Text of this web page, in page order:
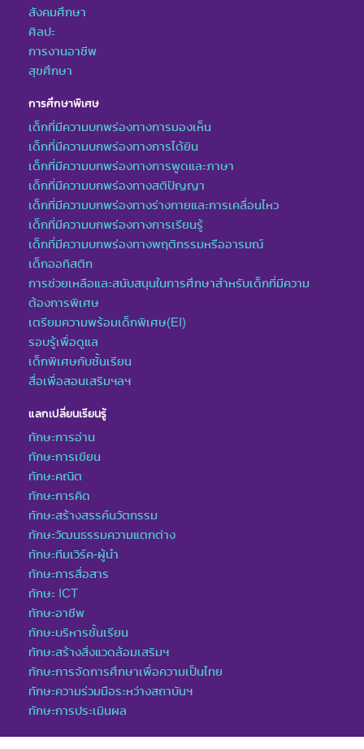
สังคมศึกษา
ศิลปะ
การงานอาชีพ
สุขศึกษา
การศึกษาพิเศษ
เด็กที่มีความบกพร่องทางการมองเห็น
เด็กที่มีความบกพร่องทางการได้ยิน
เด็กที่มีความบกพร่องทางการพูดและภาษา
เด็กที่มีความบกพร่องทางสติปัญญา
เด็กที่มีความบกพร่องทางร่างกายและการเคลื่อนไหว
เด็กที่มีความบกพร่องทางการเรียนรู้
เด็กที่มีความบกพร่องทางพฤติกรรมหรืออารมณ์
เด็กออทิสติก
การช่วยเหลือและสนับสนุนในการศึกษาสำหรับเด็กที่มีความ
ต้องการพิเศษ
เตรียมความพร้อมเด็กพิเศษ(EI)
รอบรู้เพื่อดูแล
เด็กพิเศษกับชั้นเรียน
สื่อเพื่อสอนเสริมฯลฯ
แลกเปลี่ยนเรียนรู้
ทักษะการอ่าน
ทักษะการเขียน
ทักษะคณิต
ทักษะการคิด
ทักษะสร้างสรรค์นวัตกรรม
ทักษะวัฒนธรรมความแตกต่าง
ทักษะทีมเวิร์ค-ผู้นำ
ทักษะการสื่อสาร
ทักษะ ICT
ทักษะอาชีพ
ทักษะบริหารชั้นเรียน
ทักษะสร้างสิ่งแวดล้อมเสริมฯ
ทักษะการจัดการศึกษาเพื่อความเป็นไทย
ทักษะความร่วมมือระหว่างสถาบันฯ
ทักษะการประเมินผล